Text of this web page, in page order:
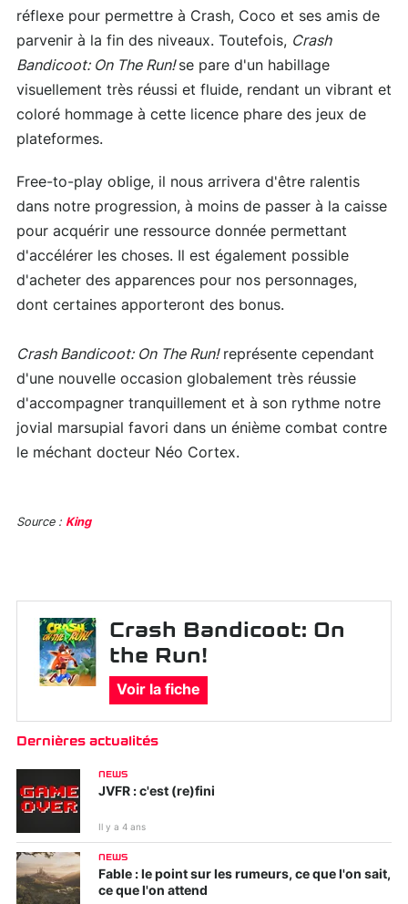
réflexe pour permettre à Crash, Coco et ses amis de
parvenir à la fin des niveaux. Toutefois, Crash
Bandicoot: On The Run!se pare d'un habillage
visuellement très réussi et fluide, rendant un vibrant et
coloré hommage à cette licence phare des jeux de
plateformes.
Free-to-play oblige, il nous arrivera d'être ralentis
dans notre progression, à moins de passer à la caisse
pour acquérir une ressource donnée permettant
d'accélérer les choses. Il est également possible
d'acheter des apparences pour nos personnages,
dont certaines apporteront des bonus.
Crash Bandicoot: On The Run!représente cependant
d'une nouvelle occasion globalement très réussie
d'accompagner tranquillement et à son rythme notre
jovial marsupial favori dans un énième combat contre
le méchant docteur Néo Cortex.
Source : King
Crash Bandicoot: On
the Run!
Voir la fiche
Dernières actualités
NEWS
JVFR : c'est (re)fini
Il y a 4 ans
NEWS
Fable : le point sur les rumeurs, ce que l'on sait,
ce que l'on attend